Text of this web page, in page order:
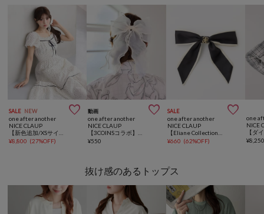
SALE NEW 
one after another
NICE CLAUP
¥8,800 (27%OFF)
動画 
one after another
NICE CLAUP
¥550
SALE 
one after another
NICE CLAUP
¥660 (62%OFF)
one
NICE
¥
抜け感のあるトップス